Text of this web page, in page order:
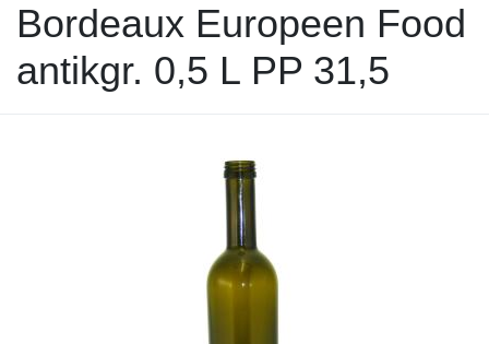
Bordeaux Europeen Food
antikgr. 0,5 L PP 31,5